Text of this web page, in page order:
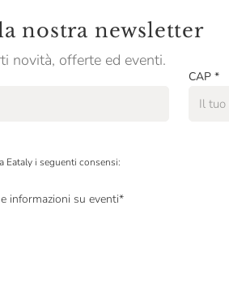
nostra newsletter
novità, offerte ed eventi.
CAP *
Eataly i seguenti consensi:
informazioni su eventi*